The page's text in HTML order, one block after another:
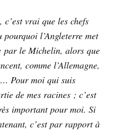
c’est vrai que les chefs
pourquoi l’Angleterre met
par le Michelin, alors que
comme l’Allemagne,
Pour moi qui suis
de mes racines ; c’est
important pour moi. Si
c’est par rapport à